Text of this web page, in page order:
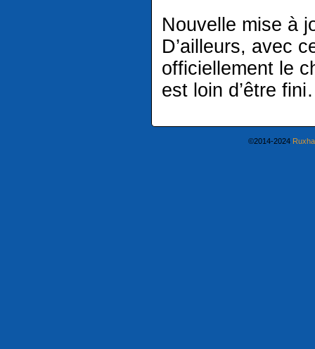
Nouvelle mise à
D’ailleurs, avec
officiellement le
est loin d’être
©2014-2024